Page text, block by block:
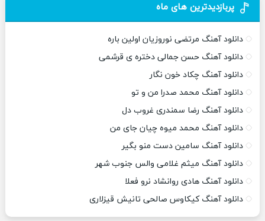
پربازدیدترین های ماه
دانلود آهنگ مرتضی نوروزیان اولین باره
دانلود آهنگ حسن جمالی دختره ی قرشمی
دانلود آهنگ چکاد خون نگار
دانلود آهنگ محمد صدرا من و تو
دانلود آهنگ رضا سمندری غروب دل
دانلود آهنگ محمد میوه چیان جای من
دانلود آهنگ سامین دست منو بگیر
دانلود آهنگ میثم غلامی والس جنوب شهر
دانلود آهنگ هادی روانشاد نرو فعلا
دانلود آهنگ کیکاوس صالحی تانیش قیزلاری